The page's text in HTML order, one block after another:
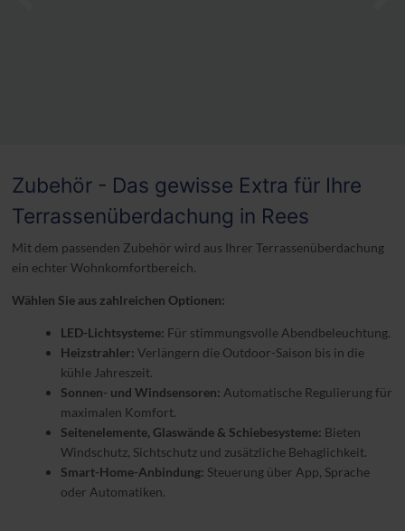
Zubehör - Das gewisse Extra für Ihre
Terrassenüberdachung in Rees
Mit dem passenden Zubehör wird aus Ihrer Terrassenüberdachung
ein echter Wohnkomfortbereich.
Wählen Sie aus zahlreichen Optionen:
LED-Lichtsysteme: Für stimmungsvolle Abendbeleuchtung.
Heizstrahler: Verlängern die Outdoor-Saison bis in die
kühle Jahreszeit.
Sonnen- und Windsensoren: Automatische Regulierung für
maximalen Komfort.
Seitenelemente, Glaswände & Schiebesysteme: Bieten
Windschutz, Sichtschutz und zusätzliche Behaglichkeit.
Smart-Home-Anbindung: Steuerung über App, Sprache
oder Automatiken.